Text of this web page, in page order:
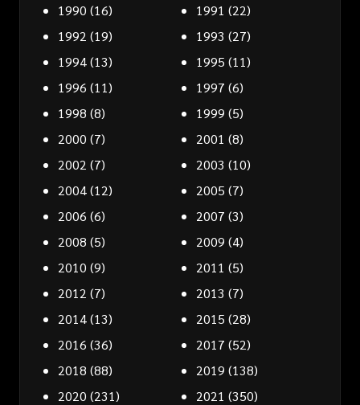
1990 (16) 1991 (22)
1992 (19) 1993 (27)
1994(13) 1995 (11)
1996 (11) 1997 (6)
1998 (8) 1999 (5)
2000 (7) 2001 (8)
2002 (7) 2003 (10)
2004(12) 2005 (7)
2006 (6) 2007 (3)
2008 (5) 2009 (4)
2010 (9) 2011 (5)
2012 (7) 2013 (7)
2014(13) 2015 (28)
2016 (36) 2017 (52)
2018 (88) 2019 (138)
2020 (231) 2021 (350)